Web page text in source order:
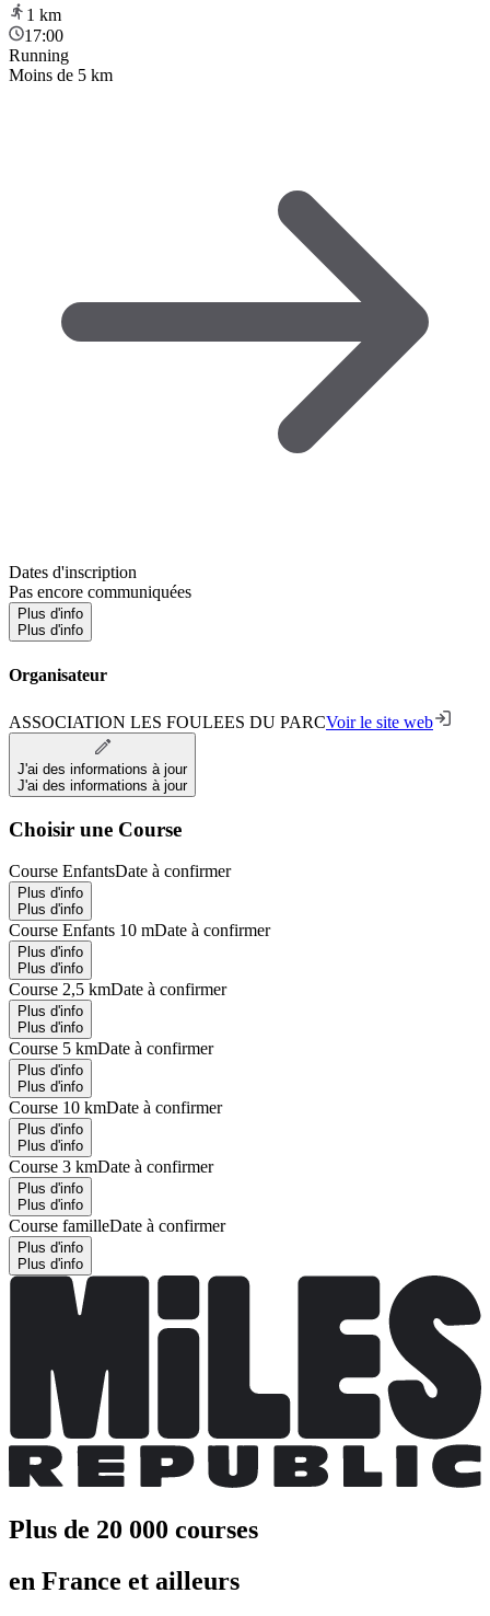
1 km
17:00
Running
Moins de 5 km
Dates d'inscription
Pas encore communiquées
Plus d'info
Plus d'info
Organisateur
ASSOCIATION LES FOULEES DU PARCVoir le site web
J'ai des informations à jour
J'ai des informations à jour
Choisir une Course
Course EnfantsDate à confirmer
Plus d'info
Plus d'info
Course Enfants 10 mDate à confirmer
Plus d'info
Plus d'info
Course 2,5 kmDate à confirmer
Plus d'info
Plus d'info
Course 5 kmDate à confirmer
Plus d'info
Plus d'info
Course 10 kmDate à confirmer
Plus d'info
Plus d'info
Course 3 kmDate à confirmer
Plus d'info
Plus d'info
Course familleDate à confirmer
Plus d'info
Plus d'info
Plus de 20 000 courses
en France et ailleurs